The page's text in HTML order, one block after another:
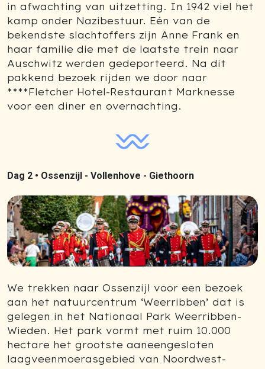
in afwachting van uitzetting. In 1942 viel het
kamp onder Nazibestuur. Eén van de
bekendste slachtoffers zijn Anne Frank en
haar familie die met de laatste trein naar
Auschwitz werden gedeporteerd. Na dit
pakkend bezoek rijden we door naar
****Fletcher Hotel-Restaurant Marknesse
voor een diner en overnachting.
Dag 2 • Ossenzijl - Vollenhove - Giethoorn
We trekken naar Ossenzijl voor een bezoek
aan het natuurcentrum ‘Weerribben’ dat is
gelegen in het Nationaal Park Weerribben-
Wieden. Het park vormt met ruim 10.000
hectare het grootste aaneengesloten
laagveenmoerasgebied van Noordwest-